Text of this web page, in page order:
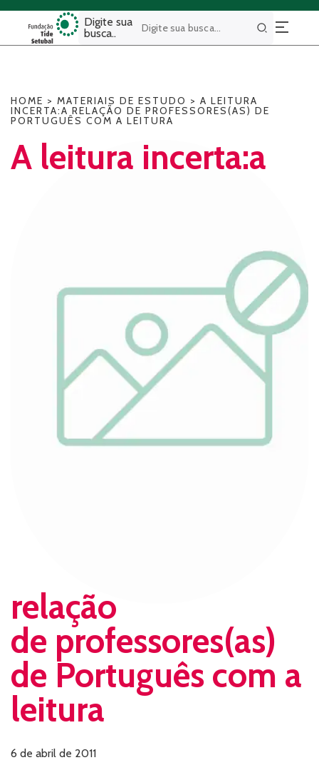
Digite sua
busca..
Buscar
HOME > MATERIAIS DE ESTUDO > A LEITURA
INCERTA:A RELAÇÃO DE PROFESSORES(AS) DE
PORTUGUÊS COM A LEITURA
A leitura incerta:a
relação
de professores(as)
de Português com a
leitura
6 de abril de 2011